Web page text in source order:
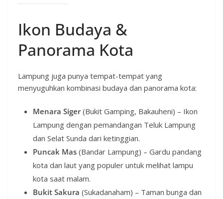
Ikon Budaya &
Panorama Kota
Lampung juga punya tempat-tempat yang
menyuguhkan kombinasi budaya dan panorama kota:
Menara Siger(Bukit Gamping, Bakauheni) – Ikon
Lampung dengan pemandangan Teluk Lampung
dan Selat Sunda dari ketinggian.
Puncak Mas (Bandar Lampung) – Gardu pandang
kota dan laut yang populer untuk melihat lampu
kota saat malam.
Bukit Sakura (Sukadanaham) – Taman bunga dan